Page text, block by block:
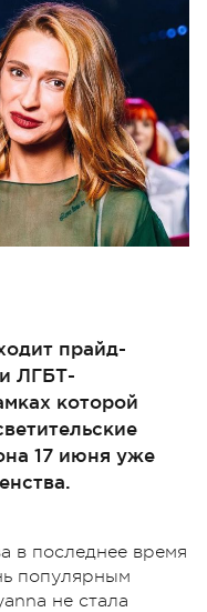
прайд-
ЛГБТ-
которой
17 июня уже
в последнее время
популярным
не стала